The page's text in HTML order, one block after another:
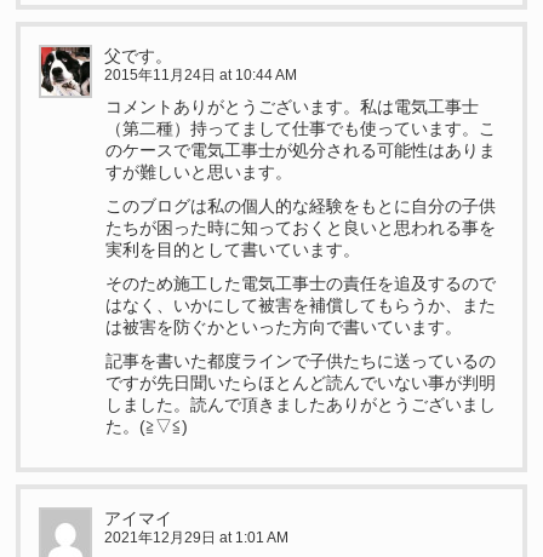
父です。
2015年11月24日 at 10:44 AM
コメントありがとうございます。私は電気工事士
（第二種）持ってまして仕事でも使っています。こ
のケースで電気工事士が処分される可能性はありま
すが難しいと思います。
このブログは私の個人的な経験をもとに自分の子供
たちが困った時に知っておくと良いと思われる事を
実利を目的として書いています。
そのため施工した電気工事士の責任を追及するので
はなく、いかにして被害を補償してもらうか、また
は被害を防ぐかといった方向で書いています。
記事を書いた都度ラインで子供たちに送っているの
ですが先日聞いたらほとんど読んでいない事が判明
しました。読んで頂きましたありがとうございまし
た。(≧▽≦)
アイマイ
2021年12月29日 at 1:01 AM